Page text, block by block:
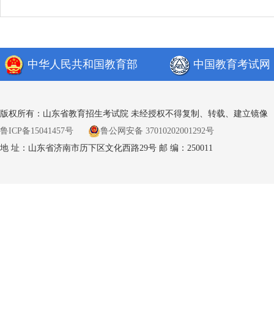
中华人民共和国教育部 中国教育考试网
版权所有：山东省教育招生考试院 未经授权不得复制、转载、建立镜像
鲁ICP备15041457号
鲁公网安备 37010202001292号
地 址：山东省济南市历下区文化西路29号 邮 编：250011